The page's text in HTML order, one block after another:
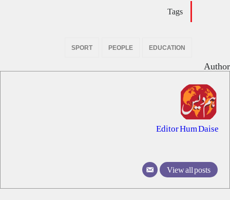
Tags
EDUCATION
PEOPLE
SPORT
Author
Editor Hum Daise
View all posts